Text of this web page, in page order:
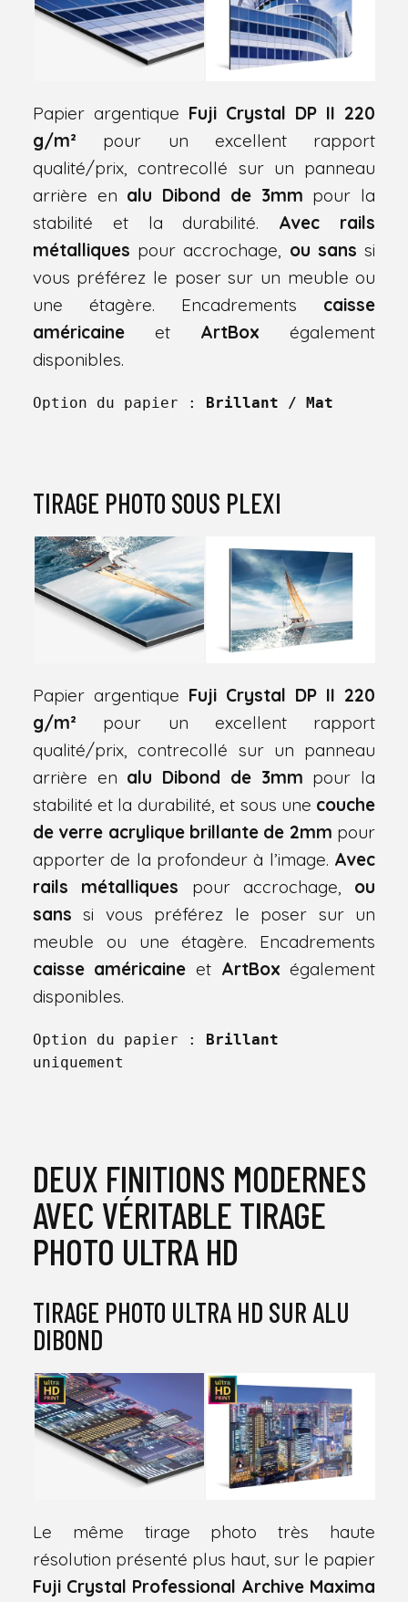
Papier argentique Fuji Crystal DP II 220
g/m² pour un excellent rapport
qualité/prix, contrecollé sur un panneau
arrière en alu Dibond de 3mm pour la
stabilité et la durabilité. Avec rails
métalliques pour accrochage, ou sans si
vous préférez le poser sur un meuble ou
une étagère. Encadrements caisse
américaineet ArtBox également
disponibles.
Option du papier : Brillant / Mat
TIRAGE PHOTO SOUS PLEXI
Papier argentique Fuji Crystal DP II 220
g/m² pour un excellent rapport
qualité/prix, contrecollé sur un panneau
arrière en alu Dibond de 3mm pour la
stabilité et la durabilité, et sous une couche
de verre acrylique brillante de 2mm pour
apporter de la profondeur à l’image. Avec
rails métalliques pour accrochage, ou
sans si vous préférez le poser sur un
meuble ou une étagère. Encadrements
caisse américaine et ArtBox également
disponibles.
Option du papier : Brillant
uniquement
DEUX FINITIONS MODERNES
AVEC VÉRITABLE TIRAGE
PHOTO ULTRA HD
TIRAGE PHOTO ULTRA HD SUR ALU
DIBOND
Le même tirage photo très haute
résolution présenté plus haut, sur le papier
Fuji Crystal Professional Archive Maxima